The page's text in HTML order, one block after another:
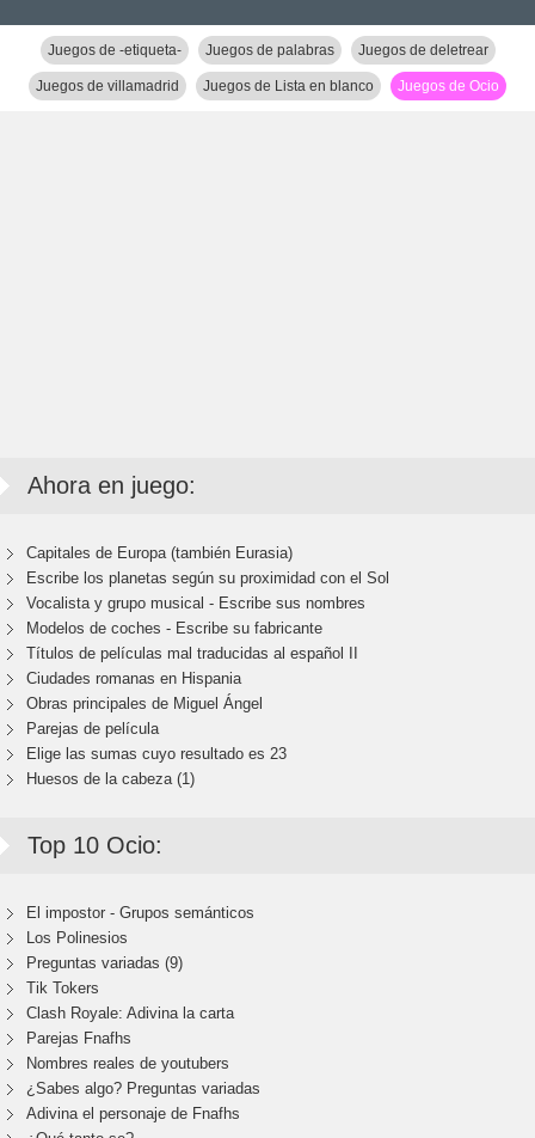
Juegos de -etiqueta- Juegos de palabras Juegos de deletrear
Juegos de villamadrid Juegos de Lista en blanco Juegos de Ocio
Ahora en juego:
Capitales de Europa (también Eurasia)
Escribe los planetas según su proximidad con el Sol
Vocalista y grupo musical - Escribe sus nombres
Modelos de coches - Escribe su fabricante
Títulos de películas mal traducidas al español II
Ciudades romanas en Hispania
Obras principales de Miguel Ángel
Parejas de película
Elige las sumas cuyo resultado es 23
Huesos de la cabeza (1)
Top 10 Ocio:
El impostor - Grupos semánticos
Los Polinesios
Preguntas variadas (9)
Tik Tokers
Clash Royale: Adivina la carta
Parejas Fnafhs
Nombres reales de youtubers
¿Sabes algo? Preguntas variadas
Adivina el personaje de Fnafhs